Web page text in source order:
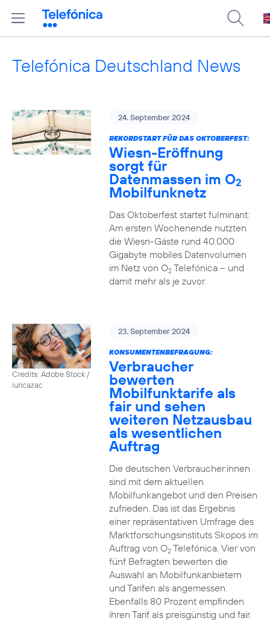
Telefónica Deutschland News
24. September 2024
REKORDSTART FÜR DAS OKTOBERFEST:
Wiesn-Eröffnung
sorgt für
Datenmassen im O2
Mobilfunknetz
Das Oktoberfest startet fulminant:
Am ersten Wochenende nutzten
die Wiesn-Gäste rund 40.000
Gigabyte mobiles Datenvolumen
im Netz von O2Telefónica – und
damit mehr als je zuvor.
Credits: Adobe Stock /
iuricazac
23. September 2024
KONSUMENTENBEFRAGUNG:
Verbraucher
bewerten
Mobilfunktarife als
fair und sehen
weiteren Netzausbau
als wesentlichen
Auftrag
Die deutschen Verbraucher:innen
sind mit dem aktuellen
Mobilfunkangebot und den Preisen
zufrieden. Das ist das Ergebnis
einer repräsentativen Umfrage des
Marktforschungsinstituts Skopos im
Auftrag von O2Telefónica. Vier von
fünf Befragten bewerten die
Auswahl an Mobilfunkanbietern
und Tarifen als angemessen.
Ebenfalls 80 Prozent empfinden
ihren Tarif als preisgünstig und fair.